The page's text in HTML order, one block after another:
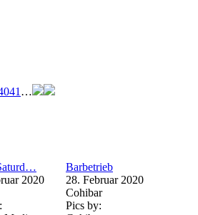
41 …
2020
Barbetrieb
28. Februar 2020
Cohibar
Pics by: